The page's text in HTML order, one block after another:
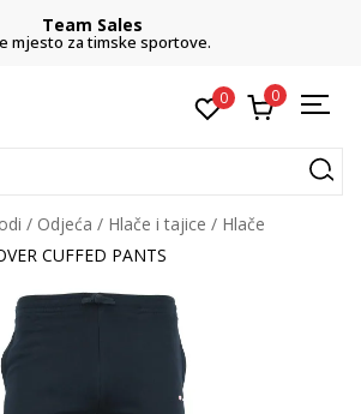
Team Sales
mjesto za timske sportove.
0 0
Odjeća Hlače i tajice
Hlače
CUFFED PANTS